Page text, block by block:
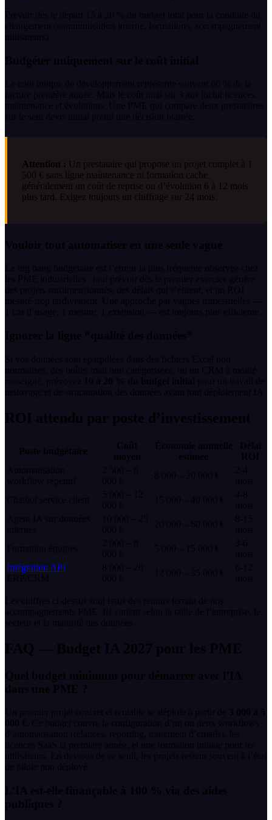
Prévoir dès le départ 15 à 20 % du budget total pour la conduite du
changement (communication interne, formations, accompagnement
utilisateurs).
Budgéter uniquement sur le coût initial
Le coût unique de développement représente souvent 60 % de la
facture première année. Mais le coût total sur 3 ans inclut licences,
maintenance et évolutions. Une PME qui compare deux prestataires
sur le seul devis initial prend une décision biaisée.
Attention : Un prestataire qui propose un projet complet à 1
500 € sans ligne maintenance ni formation cache
généralement un coût de reprise ou d’évolution 6 à 12 mois
plus tard. Exigez toujours un chiffrage sur 24 mois.
Vouloir tout automatiser en une seule vague
Le big bang budgétaire est l’erreur la plus fréquente observée chez
les PME industrielles : tout prévoir dès le premier exercice génère
des projets surdimensionnés, des délais qui s’étirent, et un ROI
mesuré trop tardivement. Une approche par vagues trimestrielles —
1 cas d’usage, 1 mesure, 1 extension — est toujours plus efficiente.
Ignorer la ligne “qualité des données”
Si vos données sont éparpillées dans des fichiers Excel non
normalisés, des boîtes mail non catégorisées, ou un CRM à moitié
renseigné, prévoyez 10 à 20 % du budget initial pour un travail de
nettoyage et de structuration des données avant tout déploiement IA.
ROI attendu par poste d’investissement
Poste budgétaire
Coût
moyen
Économie annuelle
estimée
Délai
ROI
Automatisation
workflow répétitif
2 500 – 6
000 €
8 000 – 20 000 €
2-4
mois
Chatbot service client
5 000 – 12
000 €
15 000 – 40 000 €
4-8
mois
Agent IA sur données
internes
10 000 – 25
000 €
20 000 – 60 000 €
8-15
mois
Formation équipes
2 000 – 8
000 €
5 000 – 15 000 €
3-6
mois
Intégration API
ERP/CRM
8 000 – 20
000 €
12 000 – 35 000 €
6-12
mois
Les chiffres ci-dessus sont issus des retours terrain de nos
accompagnements PME. Ils varient selon la taille de l’entreprise, le
secteur et la maturité des données.
FAQ — Budget IA 2027 pour les PME
Quel budget minimum pour démarrer avec l’IA
dans une PME ?
Un premier projet concret et rentable se déploie à partir de 3 000 à 5
000 € . Ce budget couvre la configuration d’un ou deux workflows
d’automatisation (relances, reporting, traitement d’emails), les
licences SaaS la première année, et une formation initiale pour les
utilisateurs. En dessous de ce seuil, les projets restent souvent à l’état
de pilote non déployé.
L’IA est-elle finançable à 100 % via des aides
publiques ?